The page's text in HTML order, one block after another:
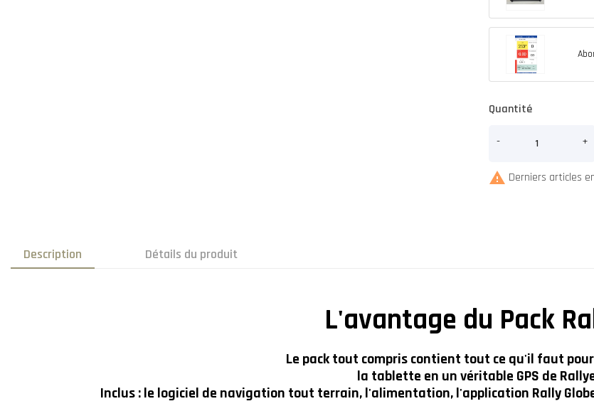
Quantité
 Derniers articles
Description Détails du produit
L'avantage du Pack
Le pack tout compris contient tout ce qu'il faut
la tablette en un véritable GPS de
Inclus : le logiciel de navigation tout terrain, l'alimentation, l'application Rally